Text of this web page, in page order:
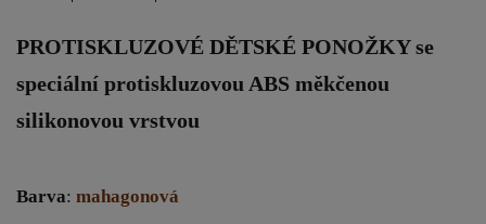
PROTISKLUZOVÉ DĚTSKÉ PONOŽKYse
speciální protiskluzovou ABS měkčenou
silikonovou vrstvou
Barva: mahagonová